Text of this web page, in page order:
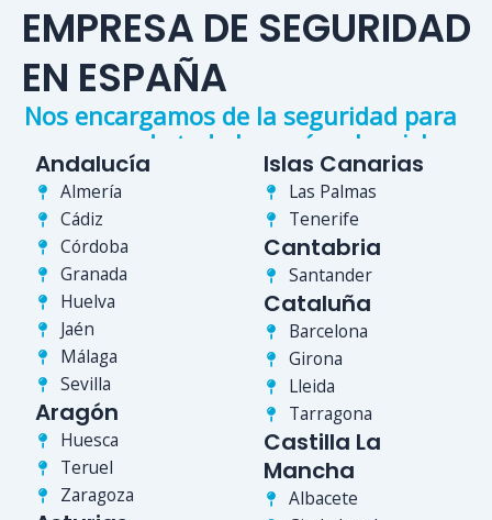
EMPRESA DE SEGURIDAD
EN ESPAÑA
Nos encargamos de la seguridad para
empresas de toda la península e islas
Andalucía
Almería
Cádiz
Córdoba
Granada
Huelva
Jaén
Málaga
Sevilla
Aragón
Huesca
Teruel
Zaragoza
Islas Canarias
Las Palmas
Tenerife
Cantabria
Santander
Cataluña
Barcelona
Girona
Lleida
Tarragona
Castilla La
Mancha
Albacete